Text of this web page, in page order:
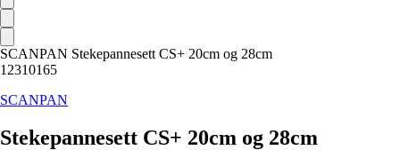
SCANPAN Stekepannesett CS+ 20cm og 28cm
12310165
SCANPAN
Stekepannesett CS+ 20cm og 28cm